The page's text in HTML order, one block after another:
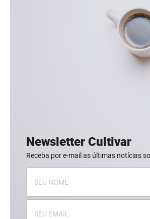
Newsletter Cultivar
Receba por e-mail as últimas notícias